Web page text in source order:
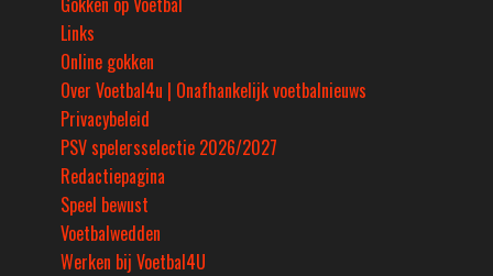
Links
Online gokken
Over Voetbal4u | Onafhankelijk voetbalnieuws
Privacybeleid
PSV spelersselectie 2026/2027
Redactiepagina
Speel bewust
Voetbalwedden
Werken bij Voetbal4U